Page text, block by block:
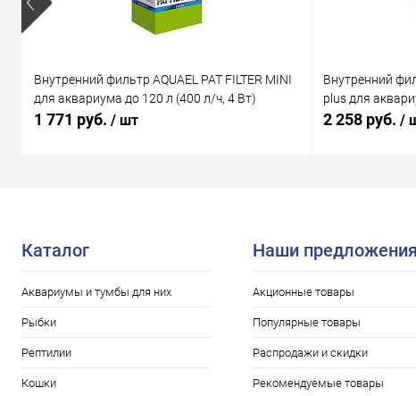
Внутренний фильтр AQUAEL PAT FILTER MINI
для аквариума до 120 л (400 л/ч, 4 Вт)
1 771 руб. / шт
Внутренний
plus для
2 258 руб. /
Каталог
Аквариумы и тумбы для них
Рыбки
Рептилии
Кошки
Наши предложения
Акционные товары
Популярные товары
Распродажи и скидки
Рекомендуемые товары